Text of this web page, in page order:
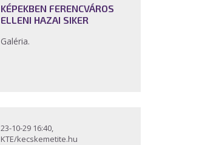
KÉPEKBEN FERENCVÁROS
ELLENI HAZAI SIKER
Galéria.
23-10-29 16:40,
KTE/kecskemetite.hu